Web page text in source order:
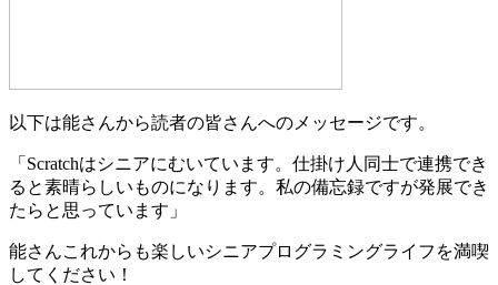
以下は能さんから読者の皆さんへのメッセージです。
「Scratchはシニアにむいています。仕掛け人同士で連携でき
ると素晴らしいものになります。私の備忘録ですが発展でき
たらと思っています」
能さんこれからも楽しいシニアプログラミングライフを満喫
してください！